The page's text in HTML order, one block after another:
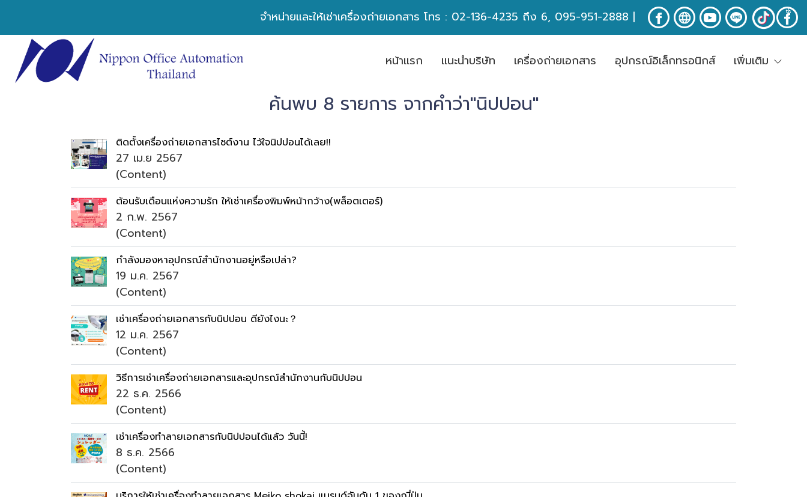
จำหน่ายและให้เช่าเครื่องถ่ายเอกสาร โทร : 02-136-4235 ถึง 6, 095-951-2888 |
หน้าเเรก เเนะนำบริษัท เครื่องถ่ายเอกสาร อุปกรณ์อิเล็กทรอนิกส์ เพิ่มเติม
ค้นพบ 8 รายการ จากคำว่า"นิปปอน"
ติดตั้งเครื่องถ่ายเอกสารไซต์งาน ไว้ใจนิปปอนได้เลย!!
27 เม.ย 2567
(Content)
ต้อนรับเดือนแห่งความรัก ให้เช่าเครื่องพิมพ์หน้ากว้าง(พล็อตเตอร์)
2 ก.พ. 2567
(Content)
กำลังมองหาอุปกรณ์สำนักงานอยู่หรือเปล่า?
19 ม.ค. 2567
(Content)
เช่าเครื่องถ่ายเอกสารกับนิปปอน ดียังไงนะ？
12 ม.ค. 2567
(Content)
วิธีการเช่าเครื่องถ่ายเอกสารและอุปกรณ์สำนักงานกับนิปปอน
22 ธ.ค. 2566
(Content)
เช่าเครื่องทำลายเอกสารกับนิปปอนได้แล้ว วันนี้!
8 ธ.ค. 2566
(Content)